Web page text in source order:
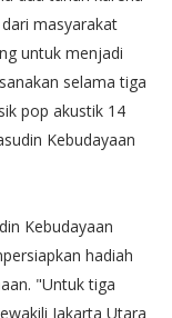
masyarakat
untuk menjadi
selama tiga
pop akustik 14
Kebudayaan
Kebudayaan
hadiah
"Untuk tiga
Jakarta Utara